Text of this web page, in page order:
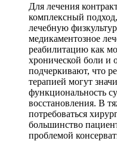
Для лечения
комплексный
лечебную
медикаментозное
реабилитацию как
хронической боли и
подчеркивают, что
терапией могут
функциональность
восстановления. В
потребоваться
большинство
проблемой